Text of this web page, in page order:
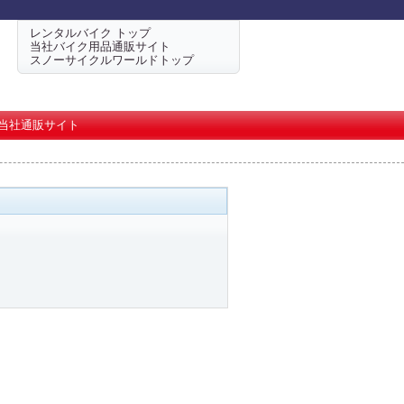
レンタルバイク トップ
当社バイク用品通販サイト
スノーサイクルワールドトップ
社通販サイト